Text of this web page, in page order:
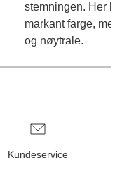
stemningen. Her
markant farge,
og nøytrale.
Kundeservice